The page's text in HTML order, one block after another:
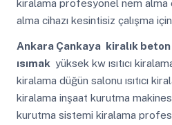
kiralama profesyonel nem alma
alma cihazı kesintisiz çalışma
Ankara Çankaya kiralık
ısımak yüksek kw ısıtıcı
kiralama düğün salonu ısıtıcı
kiralama inşaat kurutma
kurutma sistemi kiralama